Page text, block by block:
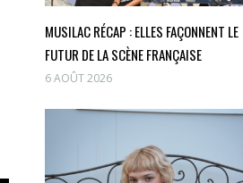
MUSILAC RÉCAP : ELLES FAÇONNENT LE
FUTUR DE LA SCÈNE FRANÇAISE
6 AOÛT 2026